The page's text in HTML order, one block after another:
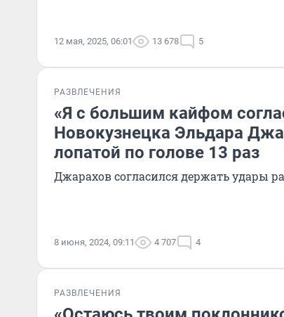
12 мая, 2025, 06:01 13 678 5
РАЗВЛЕЧЕНИЯ
«Я с большим кайфом
Новокузнецка Эльдара
лопатой по голове 13 раз
Джарахов согласился держать удары
8 июня, 2024, 09:11 4 707 4
РАЗВЛЕЧЕНИЯ